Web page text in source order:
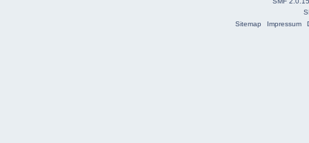
Sitemap
Impressum